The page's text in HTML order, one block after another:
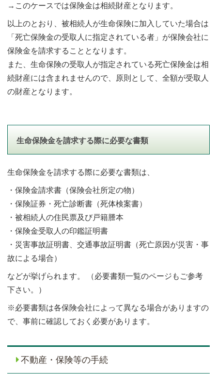
→このケースでは保険金は相続財産となります。
以上のとおり、被相続人が生命保険に加入していた場合は
「死亡保険金の受取人に指定されている者」が保険会社に
保険金を請求することとなります。
また、生命保険の受取人が指定されている死亡保険金は相
続財産には含まれませんので、原則として、全額が受取人
の財産となります。
生命保険金を請求する際に必要な書類
生命保険金を請求する際に必要な書類は、
・保険金請求書（保険会社所定の物）
・保険証券・死亡診断書（死体検案書）
・被相続人の住民票及び戸籍謄本
・保険金受取人の印鑑証明書
・災害事故証明書、交通事故証明書（死亡原因が災害・事
故による場合）
などが挙げられます。 （必要書類一覧のページもご参考
下さい。）
※必要書類は各保険会社によって異なる場合がありますの
で、事前に確認しておく必要があります。
不動産・保険等の手続